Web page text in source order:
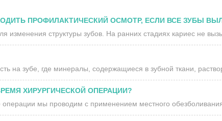
ПРОФИЛАКТИЧЕСКИЙ ОСМОТР, ЕСЛИ ВСЕ ЗУБЫ
изменения структуры зубов. На ранних стадиях кариес не
на зубе, где минералы, содержащиеся в зубной ткани,
ХИРУРГИЧЕСКОЙ ОПЕРАЦИИ?
операции мы проводим с применением местного